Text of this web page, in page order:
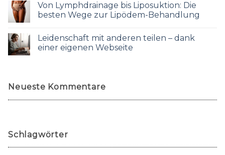
Von Lymphdrainage bis Liposuktion: Die
besten Wege zur Lipödem-Behandlung
Leidenschaft mit anderen teilen – dank
einer eigenen Webseite
Neueste Kommentare
Schlagwörter